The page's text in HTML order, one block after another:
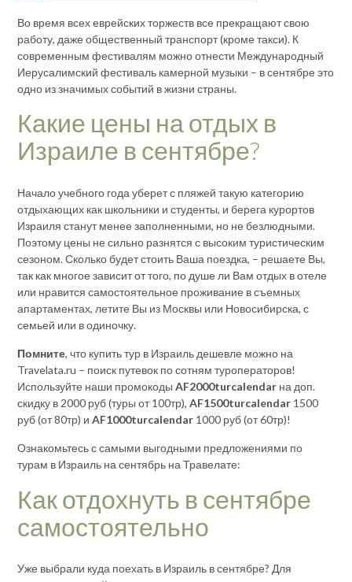
Во время всех еврейских торжеств все прекращают свою
работу, даже общественный транспорт (кроме такси). К
современным фестивалям можно отнести Международный
Иерусалимский фестиваль камерной музыки – в сентябре это
одно из значимых событий в жизни страны.
Какие цены на отдых в
Израиле в сентябре?
Начало учебного года уберет с пляжей такую категорию
отдыхающих как школьники и студенты, и берега курортов
Израиля станут менее заполненными, но не безлюдными.
Поэтому цены не сильно разнятся с высоким туристическим
сезоном. Сколько будет стоить Ваша поездка, – решаете Вы,
так как многое зависит от того, по душе ли Вам отдых в отеле
или нравится самостоятельное проживание в съемных
апартаментах, летите Вы из Москвы или Новосибирска, с
семьей или в одиночку.
Помните, что купить тур в Израиль дешевле можно на
Travelata.ru – поиск путевок по сотням туроператоров!
Используйте наши промокоды AF2000turcalendar на доп.
скидку в 2000 руб (туры от 100тр), AF1500turcalendar 1500
руб (от 80тр) и AF1000turcalendar 1000 руб (от 60тр)!
Ознакомьтесь с самыми выгодными предложениями по
турам в Израиль на сентябрь на Травелате:
Как отдохнуть в сентябре
самостоятельно
Уже выбрали куда поехать в Израиль в сентябре? Для